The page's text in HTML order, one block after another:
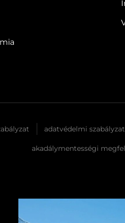
James Bond-
adatvédelmi szabályzat
akadálymentességi